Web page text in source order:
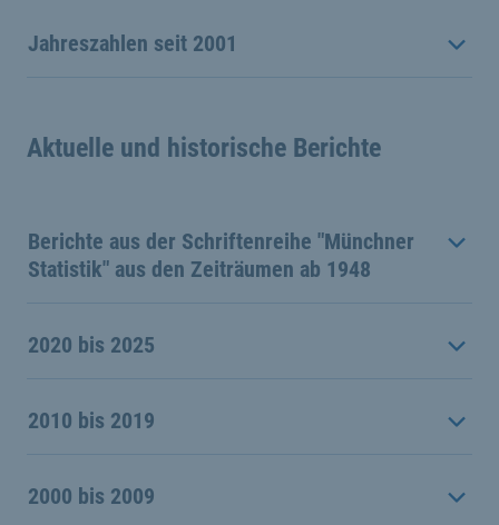
Jahreszahlen seit 2001
Aktuelle und historische Berichte
Berichte aus der Schriftenreihe "Münchner
Statistik" aus den Zeiträumen ab 1948
2020 bis 2025
2010 bis 2019
2000 bis 2009